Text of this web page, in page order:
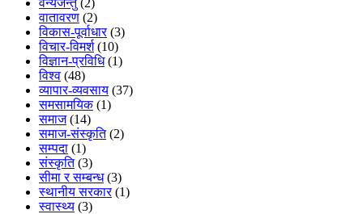
वन्यजन्तु(2)
वातावरण (2)
विकास-पूर्वाधार(3)
विचार-विमर्श(10)
विज्ञान-प्रविधि(1)
विश्व (48)
व्यापार-व्यवसाय (37)
समसामयिक(1)
समाज(14)
समाज-संस्कृति(2)
सम्पदा (1)
संस्कृति(3)
सीमा र सम्बन्ध(3)
स्थानीय सरकार(1)
स्वास्थ्य (3)